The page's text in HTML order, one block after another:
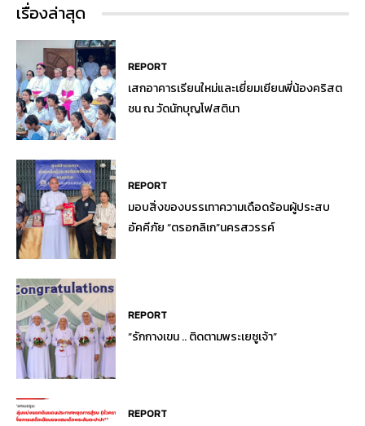
เรื่องล่าสุด
REPORT
เสกอาคารเรียนใหม่และเยี่ยมเยียนพี่น้องคริสต
ชน ณ วัดนักบุญโฟสตินา
REPORT
มอบสิ่งของบรรเทาความเดือดร้อนผู้ประสบ
อัคคีภัย “ตรอกลิเก”นครสวรรค์
REPORT
“รักกางเขน .. ติดตามพระเยซูเจ้า”
REPORT